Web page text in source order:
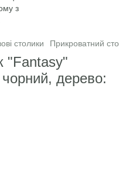
столики Прикроватний
"Fantasy"
дерево: